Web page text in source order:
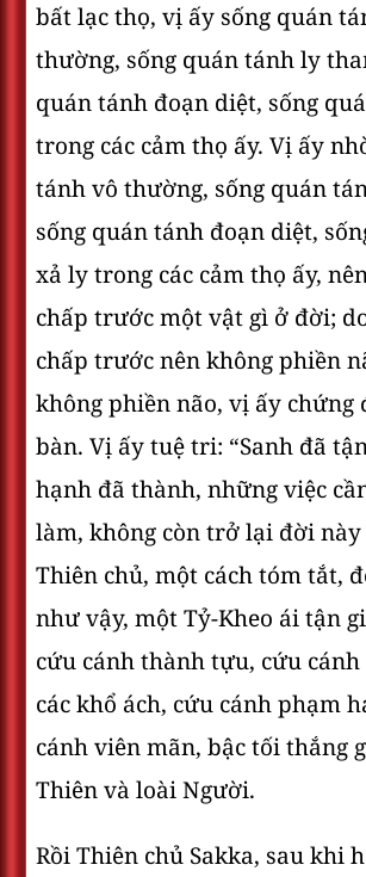
bất lạc thọ, vị ấy sống quán
thường, sống quán tánh ly
quán tánh đoạn diệt, sống
trong các cảm thọ ấy. Vị ấy
tánh vô thường, sống quán
sống quán tánh đoạn diệt,
xả ly trong các cảm thọ ấy,
chấp trước một vật gì ở đời;
chấp trước nên không phiền
không phiền não, vị ấy chứng
bàn. Vị ấy tuệ tri: “Sanh đã
hạnh đã thành, những việc
làm, không còn trở lại đời này
Thiên chủ, một cách tóm tắt,
như vậy, một Tỷ-Kheo ái tận
cứu cánh thành tựu, cứu
các khổ ách, cứu cánh phạm
cánh viên mãn, bậc tối thắng
Thiên và loài Người.
Rồi Thiên chủ Sakka, sau khi